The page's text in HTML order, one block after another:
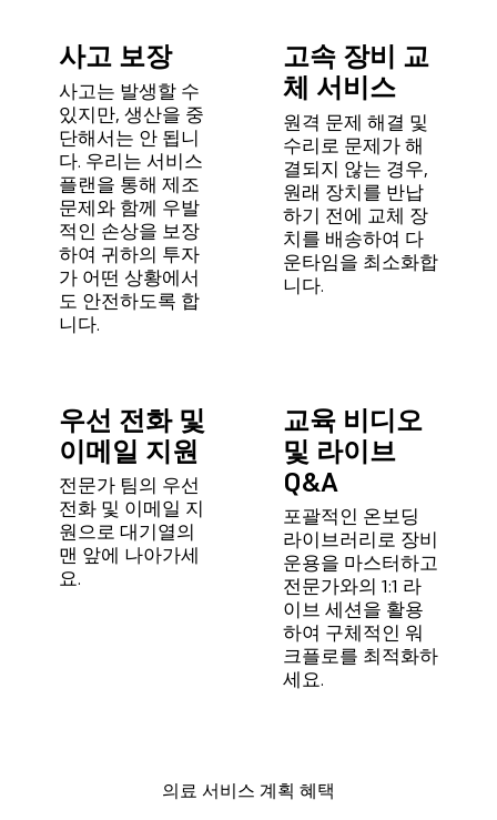
사고 보장
사고는 발생할 수
있지만, 생산을 중
단해서는 안 됩니
다. 우리는 서비스
플랜을 통해 제조
문제와 함께 우발
적인 손상을 보장
하여 귀하의 투자
가 어떤 상황에서
도 안전하도록 합
니다.
고속 장비 교
체 서비스
원격 문제 해결 및
수리로 문제가 해
결되지 않는 경우,
원래 장치를 반납
하기 전에 교체 장
치를 배송하여 다
운타임을 최소화합
니다.
우선 전화 및
이메일 지원
전문가 팀의 우선
전화 및 이메일 지
원으로 대기열의
맨 앞에 나아가세
요.
교육 비디오
및 라이브
Q&A
포괄적인 온보딩
라이브러리로 장비
운용을 마스터하고
전문가와의 1:1 라
이브 세션을 활용
하여 구체적인 워
크플로를 최적화하
세요.
의료 서비스 계획 혜택